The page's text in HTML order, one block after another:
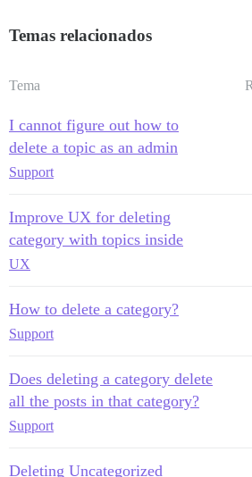
Temas relacionados
Tema
I cannot figure out how to
delete a topic as an admin
Support
Improve UX for deleting
category with topics inside
UX
How to delete a category?
Support
Does deleting a category delete
all the posts in that category?
Support
Deleting Uncategorized